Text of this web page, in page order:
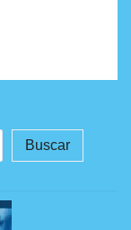
Buscar